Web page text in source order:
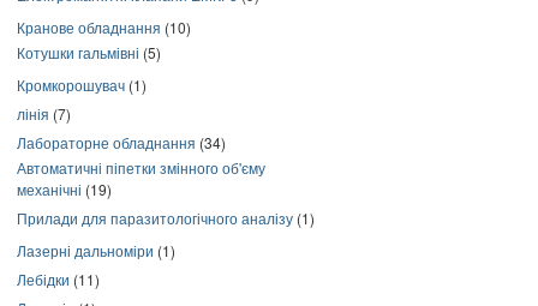
Кранове обладнання (10)
Котушки гальмівні (5)
Кромкорошувач (1)
лінія (7)
Лабораторне обладнання (34)
Автоматичні піпетки змінного об'єму
механічні (19)
Прилади для паразитологічного аналізу (1)
Лазерні дальноміри (1)
Лебідки (11)